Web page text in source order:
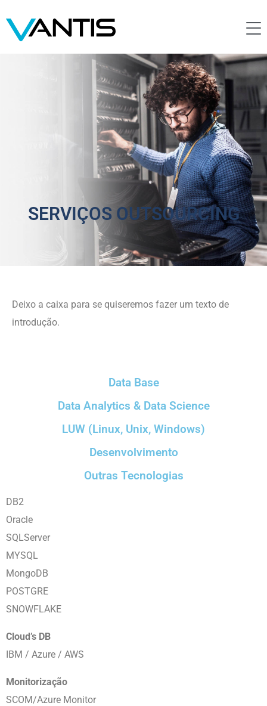
SERVIÇOS OUTSOURCING
Deixo a caixa para se quiseremos fazer um texto de
introdução.
Data Base
Data Analytics & Data Science
LUW (Linux, Unix, Windows)
Desenvolvimento
Outras Tecnologias
DB2
Oracle
SQLServer
MYSQL
MongoDB
POSTGRE
SNOWFLAKE
Cloud’s DB
IBM / Azure / AWS
Monitorização
SCOM/Azure Monitor